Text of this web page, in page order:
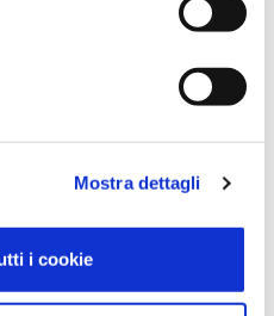
Mostra dettagli
i cookie
ANTICIPO STIPENDIO